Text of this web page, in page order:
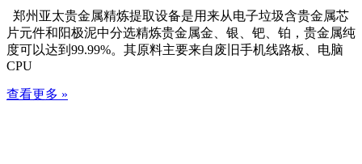
郑州亚太贵金属精炼提取设备是用来从电子垃圾含贵金属芯
片元件和阳极泥中分选精炼贵金属金、银、钯、铂，贵金属纯
度可以达到99.99%。其原料主要来自废旧手机线路板、电脑
CPU
查看更多 »